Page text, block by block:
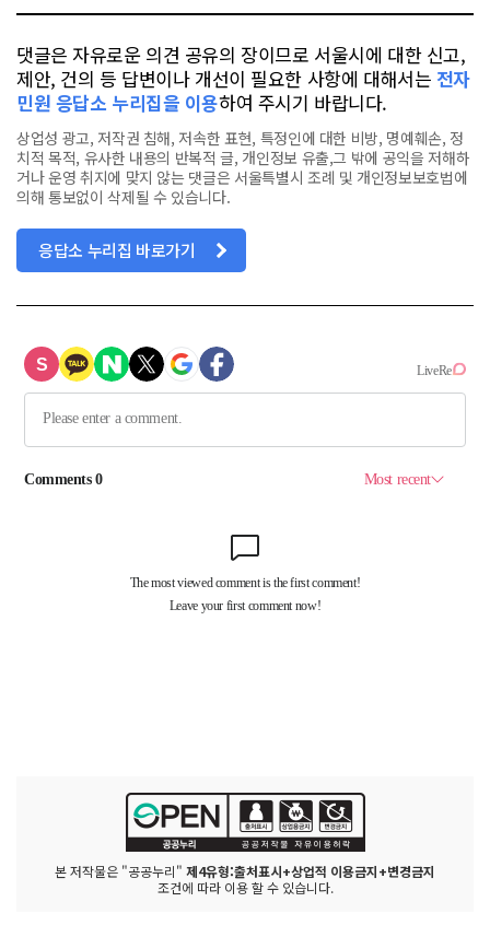
댓글은 자유로운 의견 공유의 장이므로 서울시에 대한 신고,
제안, 건의 등 답변이나 개선이 필요한 사항에 대해서는 전자
민원 응답소 누리집을 이용하여 주시기 바랍니다.
상업성 광고, 저작권 침해, 저속한 표현, 특정인에 대한 비방, 명예훼손, 정
치적 목적, 유사한 내용의 반복적 글, 개인정보 유출,그 밖에 공익을 저해하
거나 운영 취지에 맞지 않는 댓글은 서울특별시 조례 및 개인정보보호법에
의해 통보없이 삭제될 수 있습니다.
응답소 누리집 바로가기
본 저작물은 "공공누리" 제4유형:출처표시+상업적 이용금지+변경금지
조건에 따라 이용 할 수 있습니다.